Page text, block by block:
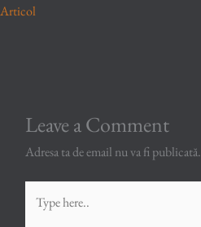
Articol
Leave a Comment
Adresa ta de email nu va fi publicată.
here..